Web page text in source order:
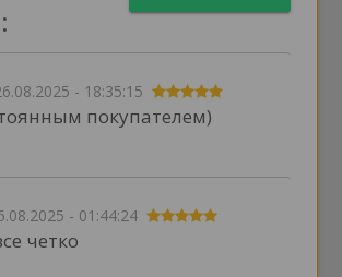
- 18:35:15
покупателем)
- 01:44:24
четко